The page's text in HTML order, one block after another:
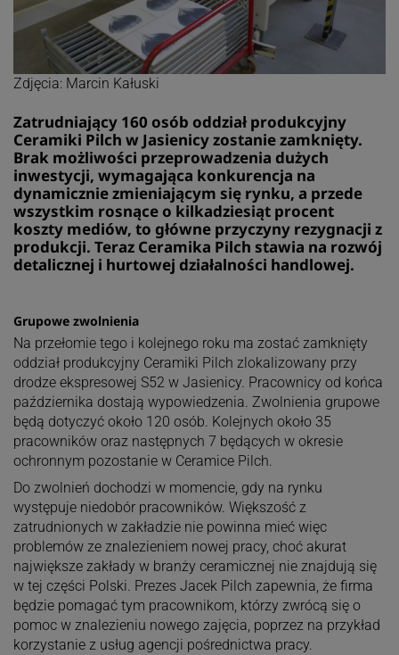
Zdjęcia: Marcin Kałuski
Zatrudniający 160 osób oddział produkcyjny
Ceramiki Pilch w Jasienicy zostanie zamknięty.
Brak możliwości przeprowadzenia dużych
inwestycji, wymagająca konkurencja na
dynamicznie zmieniającym się rynku, a przede
wszystkim rosnące o kilkadziesiąt procent
koszty mediów, to główne przyczyny rezygnacji z
produkcji. Teraz Ceramika Pilch stawia na rozwój
detalicznej i hurtowej działalności handlowej.
Grupowe zwolnienia
Na przełomie tego i kolejnego roku ma zostać zamknięty
oddział produkcyjny Ceramiki Pilch zlokalizowany przy
drodze ekspresowej S52 w Jasienicy. Pracownicy od końca
października dostają wypowiedzenia. Zwolnienia grupowe
będą dotyczyć około 120 osób. Kolejnych około 35
pracowników oraz następnych 7 będących w okresie
ochronnym pozostanie w Ceramice Pilch.
Do zwolnień dochodzi w momencie, gdy na rynku
występuje niedobór pracowników. Większość z
zatrudnionych w zakładzie nie powinna mieć więc
problemów ze znalezieniem nowej pracy, choć akurat
największe zakłady w branży ceramicznej nie znajdują się
w tej części Polski. Prezes Jacek Pilch zapewnia, że firma
będzie pomagać tym pracownikom, którzy zwrócą się o
pomoc w znalezieniu nowego zajęcia, poprzez na przykład
korzystanie z usług agencji pośrednictwa pracy.